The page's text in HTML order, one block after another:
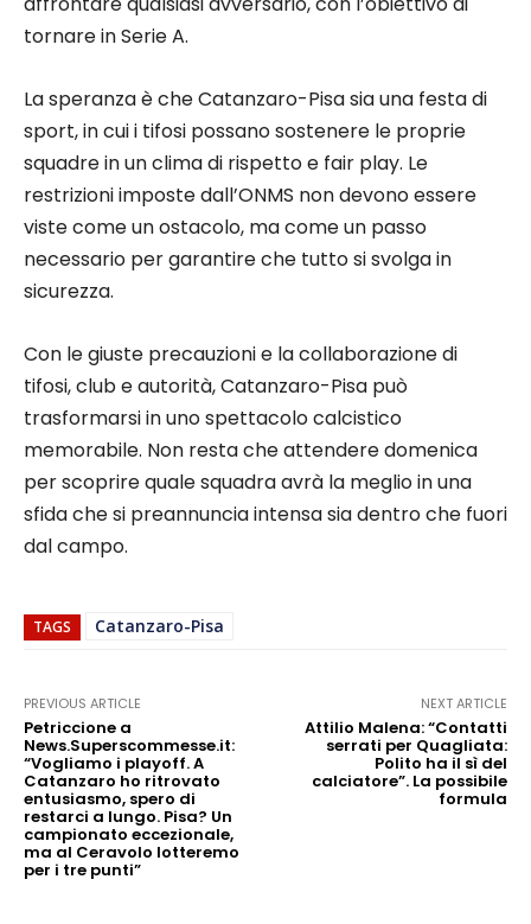
tornare in Serie A.
La speranza è che Catanzaro-Pisa sia una festa di
sport, in cui i tifosi possano sostenere le proprie
squadre in un clima di rispetto e fair play. Le
restrizioni imposte dall’ONMS non devono essere
viste come un ostacolo, ma come un passo
necessario per garantire che tutto si svolga in
sicurezza.
Con le giuste precauzioni e la collaborazione di
tifosi, club e autorità, Catanzaro-Pisa può
trasformarsi in uno spettacolo calcistico
memorabile. Non resta che attendere domenica
per scoprire quale squadra avrà la meglio in una
sfida che si preannuncia intensa sia dentro che fuori
dal campo.
TAGS Catanzaro-Pisa
PREVIOUS ARTICLE
Petriccione a
News.Superscommesse.it:
“Vogliamo i playoff. A
Catanzaro ho ritrovato
entusiasmo, spero di
restarci a lungo. Pisa? Un
campionato eccezionale,
ma al Ceravolo lotteremo
per i tre punti”
NEXT ARTICLE
Attilio Malena: “Contatti
serrati per Quagliata:
Polito ha il sì del
calciatore”. La possibile
formula